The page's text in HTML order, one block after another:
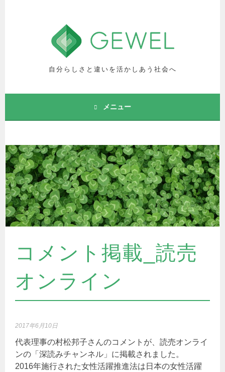
自分らしさと違いを活かしあう社会へ
メニュー
コメント掲載_読売
オンライン
2017年6月10日
代表理事の村松邦子さんのコメントが、読売オンライ
ンの「深読みチャンネル」に掲載されました。
2016年施行された女性活躍推進法は日本の女性活躍